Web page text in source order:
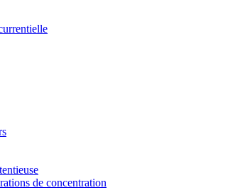
de concentration